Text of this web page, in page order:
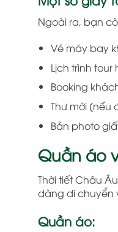
Ngoài ra, bạn
Vé máy bay
Lịch trình
Booking
Thư mời
Bản photo
Quần áo
Thời tiết Châu
dàng di chuyển
Quần áo: